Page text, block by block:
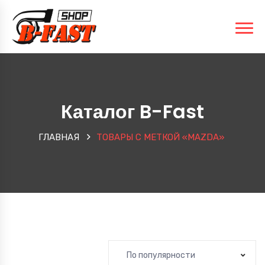
Каталог B-Fast
ГЛАВНАЯ ТОВАРЫ С МЕТКОЙ «MAZDA»
По популярности